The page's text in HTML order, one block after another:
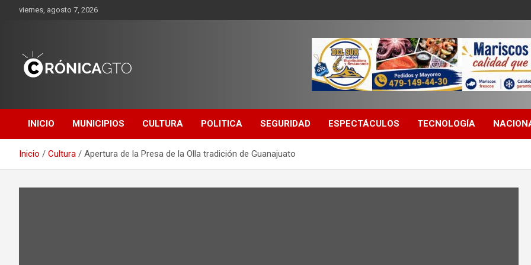
viernes, agosto 7, 2026
GUANAJUATO
INICIO MUNICIPIOS CULTURA POLITICA SEGURIDAD ESPECTÁCULOS TECNOLOGÍA
Inicio Cultura Apertura de la Presa de la Olla tradición de Guanajuato